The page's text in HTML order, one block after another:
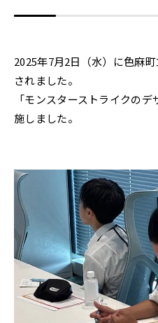
2025年7月2日（水）に色麻
されました。
「モンスターストライクの
施しました。